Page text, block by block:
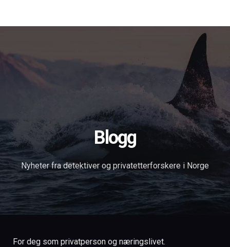
Blogg
Nyheter fra detektiver og privatetterforskere i Norge
For deg som privatperson og næringslivet.